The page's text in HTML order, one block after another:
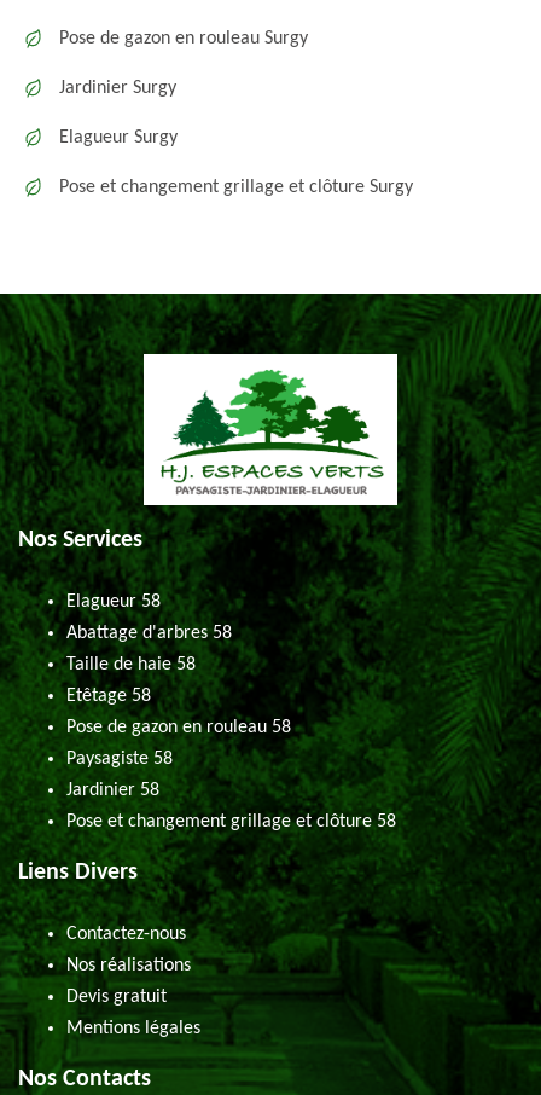
Pose de gazon en rouleau Surgy
Jardinier Surgy
Elagueur Surgy
Pose et changement grillage et clôture Surgy
Nos Services
Elagueur 58
Abattage d'arbres 58
Taille de haie 58
Etêtage 58
Pose de gazon en rouleau 58
Paysagiste 58
Jardinier 58
Pose et changement grillage et clôture 58
Liens Divers
Contactez-nous
Nos réalisations
Devis gratuit
Mentions légales
Nos Contacts